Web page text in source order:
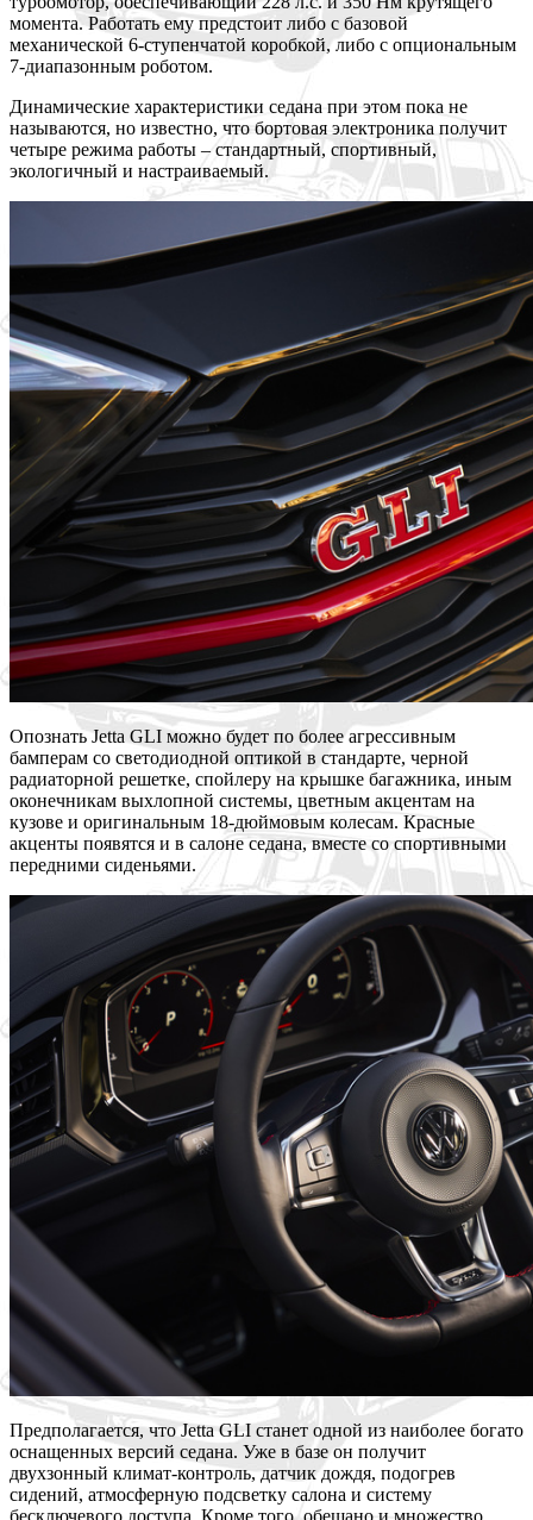
момента. Работать ему предстоит либо с базовой
механической 6-ступенчатой коробкой, либо с опциональным
7-диапазонным роботом.
Динамические характеристики седана при этом пока не
называются, но известно, что бортовая электроника получит
четыре режима работы – стандартный, спортивный,
экологичный и настраиваемый.
Опознать Jetta GLI можно будет по более агрессивным
бамперам со светодиодной оптикой в стандарте, черной
радиаторной решетке, спойлеру на крышке багажника, иным
оконечникам выхлопной системы, цветным акцентам на
кузове и оригинальным 18-дюймовым колесам. Красные
акценты появятся и в салоне седана, вместе со спортивными
передними сиденьями.
Предполагается, что Jetta GLI станет одной из наиболее богато
оснащенных версий седана. Уже в базе он получит
двухзонный климат-контроль, датчик дождя, подогрев
сидений, атмосферную подсветку салона и систему